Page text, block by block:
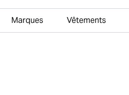
Marques Vêtements